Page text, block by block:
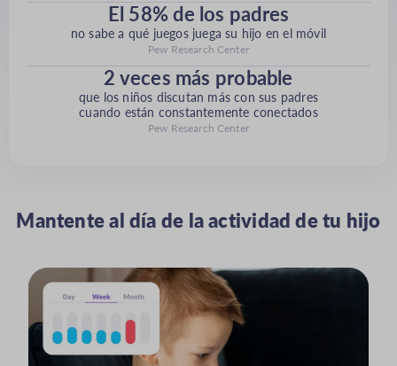
El 58% de los padres
no sabe a qué juegos juega su hijo en el móvil
Pew Research Center
2 veces más probable
que los niños discutan más con sus padres
cuando están constantemente conectados
Pew Research Center
Mantente al día de la actividad de tu hijo